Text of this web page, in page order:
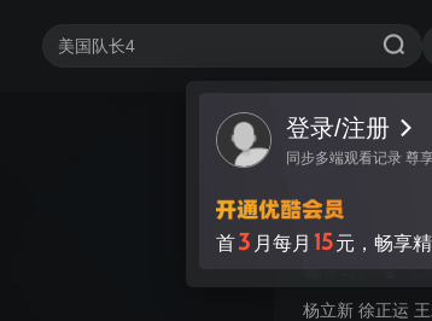
登录/注册
同步多端观看记录 尊
首3 月每月 15元，畅享
视频 讨论
半边楼
飞
杨立新 徐正运